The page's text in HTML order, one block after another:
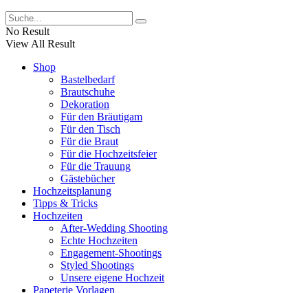
No Result
View All Result
Shop
Bastelbedarf
Brautschuhe
Dekoration
Für den Bräutigam
Für den Tisch
Für die Braut
Für die Hochzeitsfeier
Für die Trauung
Gästebücher
Hochzeitsplanung
Tipps & Tricks
Hochzeiten
After-Wedding Shooting
Echte Hochzeiten
Engagement-Shootings
Styled Shootings
Unsere eigene Hochzeit
Papeterie Vorlagen